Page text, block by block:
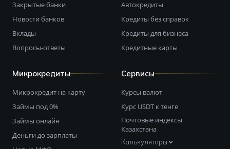
Закрытые банки
Новости банков
Вклады
Вопросы-ответы
Автокредиты
Кредиты без справок
Кредиты для бизнеса
Кредитные карты
Микрокредиты
Микрокредит на карту
Займы под 0%
Займы онлайн
Деньги до зарплаты
Сервисы
Курсы валют
Курс USDT к тенге
Почтовые индексы
Казахстана
Калькуляторы